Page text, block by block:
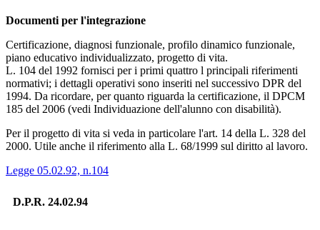
Documenti per l'integrazione
Certificazione, diagnosi funzionale, profilo dinamico funzionale,
piano educativo individualizzato, progetto di vita.
L. 104 del 1992 fornisci per i primi quattro l principali riferimenti
normativi; i dettagli operativi sono inseriti nel successivo DPR del
1994. Da ricordare, per quanto riguarda la certificazione, il DPCM
185 del 2006 (vedi Individuazione dell'alunno con disabilità).
Per il progetto di vita si veda in particolare l'art. 14 della L. 328 del
2000. Utile anche il riferimento alla L. 68/1999 sul diritto al lavoro.
Legge 05.02.92, n.104
D.P.R. 24.02.94